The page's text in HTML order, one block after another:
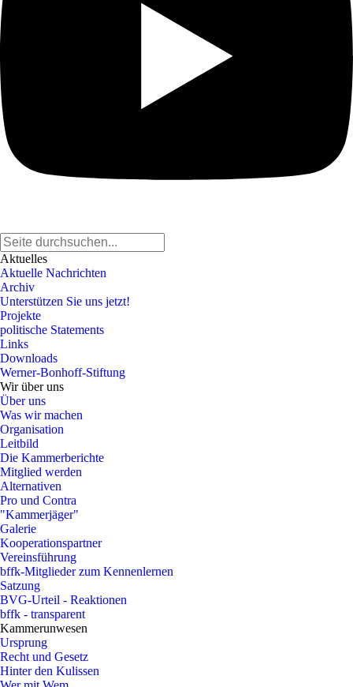
Aktuelles
Aktuelle Nachrichten
Archiv
Unterstützen Sie uns jetzt!
Projekte
politische Statements
Links
Downloads
Werner-Bonhoff-Stiftung
Wir über uns
Über uns
Was wir machen
Organisation
Leitbild
Die Kammerberichte
Mitglied werden
Alternativen
Pro und Contra
"Kammerjäger"
Galerie
Kooperationspartner
Vereinsführung
bffk-Mitglieder zum Kennenlernen
Satzung
BVG-Urteil - Reaktionen
bffk - transparent
Kammerunwesen
Ursprung
Recht und Gesetz
Hinter den Kulissen